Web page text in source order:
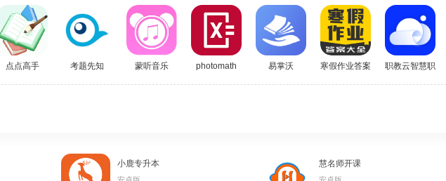
心词汇。
忆和练习，以及宠物核心词汇
中单词的显示，使其清晰突出。
点点高手 考题先知 蒙听音乐 photomath 易掌沃 寒假作业答案大全职教云智慧职教
小鹿专升本 慧名师开课